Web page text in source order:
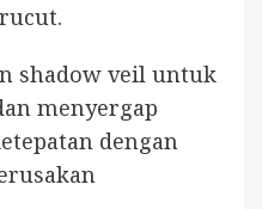
shadow veil untuk
menyergap
dengan